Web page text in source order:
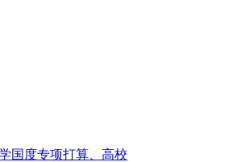
国度专项打算、高校